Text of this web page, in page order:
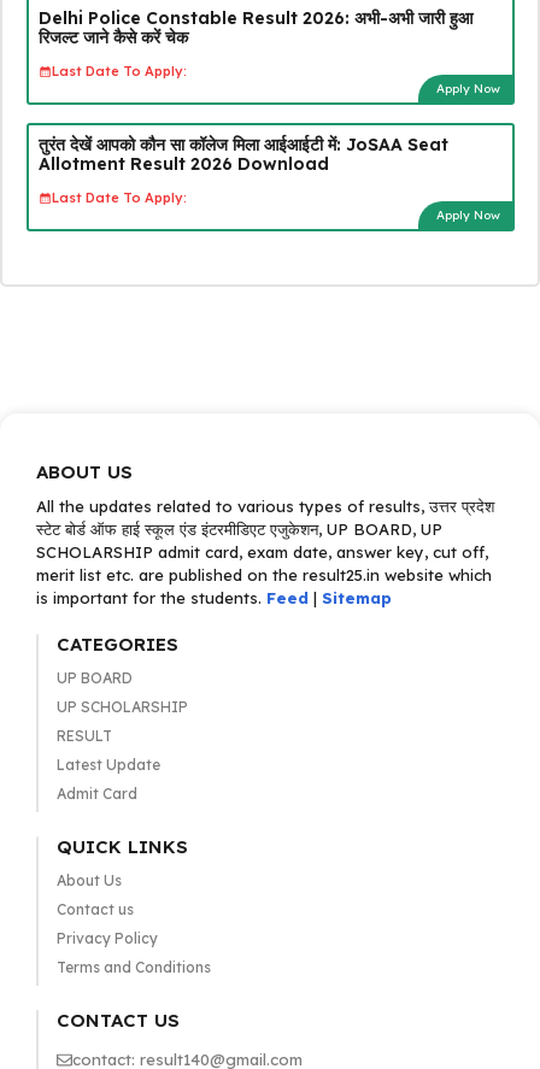
Delhi Police Constable Result 2026: अभी-अभी जारी हुआ
रिजल्ट जाने कैसे करें चेक
Last Date To Apply:
Apply Now
तुरंत देखें आपको कौन सा कॉलेज मिला आईआईटी में: JoSAA Seat
Allotment Result 2026 Download
Last Date To Apply:
Apply Now
ABOUT US
All the updates related to various types of results, उत्तर प्रदेश
स्टेट बोर्ड ऑफ हाई स्कूल एंड इंटरमीडिएट एजुकेशन, UP BOARD, UP
SCHOLARSHIP admit card, exam date, answer key, cut off,
merit list etc. are published on the result25.in website which
is important for the students. Feed | Sitemap
CATEGORIES
UP BOARD
UP SCHOLARSHIP
RESULT
Latest Update
Admit Card
QUICK LINKS
About Us
Contact us
Privacy Policy
Terms and Conditions
CONTACT US
contact: result140@gmail.com